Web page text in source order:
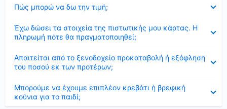
Πώς μπορώ να δω την τιμή;
Έχω δώσει τα στοιχεία της πιστωτικής μου κάρτας. Η
πληρωμή πότε θα πραγματοποιηθεί;
Απαιτείται από το ξενοδοχείο προκαταβολή ή εξόφληση
του ποσού εκ των προτέρων;
Μπορούμε να έχουμε επιπλέον κρεβάτι ή βρεφική
κούνια για το παιδί;